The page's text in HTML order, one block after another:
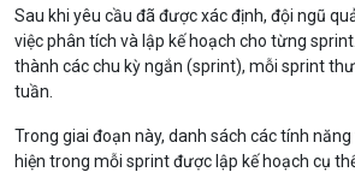
Sau khi yêu cầu đã được xác định, đội ngũ
việc phân tích và lập kế hoạch cho từng
thành các chu kỳ ngắn (sprint), mỗi sprint
tuần.
Trong giai đoạn này, danh sách các tính
hiện trong mỗi sprint được lập kế hoạch cụ